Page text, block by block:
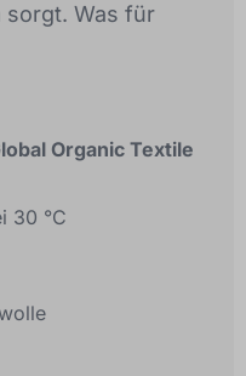
sorgt. Was für
Organic Textile
30 °C